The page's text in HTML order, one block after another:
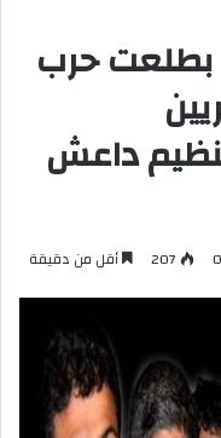
بطلعت حرب
داعش
0
207 أقل من دقيقة